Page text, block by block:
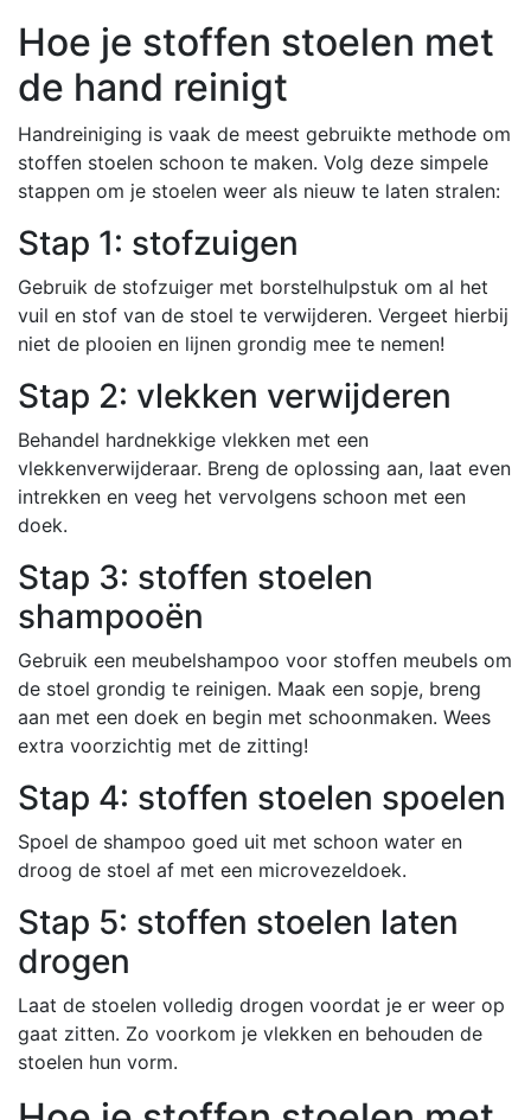
Hoe je stoffen stoelen met
de hand reinigt
Handreiniging is vaak de meest gebruikte methode om
stoffen stoelen schoon te maken. Volg deze simpele
stappen om je stoelen weer als nieuw te laten stralen:
Stap 1: stofzuigen
Gebruik de stofzuiger met borstelhulpstuk om al het
vuil en stof van de stoel te verwijderen. Vergeet hierbij
niet de plooien en lijnen grondig mee te nemen!
Stap 2: vlekken verwijderen
Behandel hardnekkige vlekken met een
vlekkenverwijderaar. Breng de oplossing aan, laat even
intrekken en veeg het vervolgens schoon met een
doek.
Stap 3: stoffen stoelen
shampooën
Gebruik een meubelshampoo voor stoffen meubels om
de stoel grondig te reinigen. Maak een sopje, breng
aan met een doek en begin met schoonmaken. Wees
extra voorzichtig met de zitting!
Stap 4: stoffen stoelen spoelen
Spoel de shampoo goed uit met schoon water en
droog de stoel af met een microvezeldoek.
Stap 5: stoffen stoelen laten
drogen
Laat de stoelen volledig drogen voordat je er weer op
gaat zitten. Zo voorkom je vlekken en behouden de
stoelen hun vorm.